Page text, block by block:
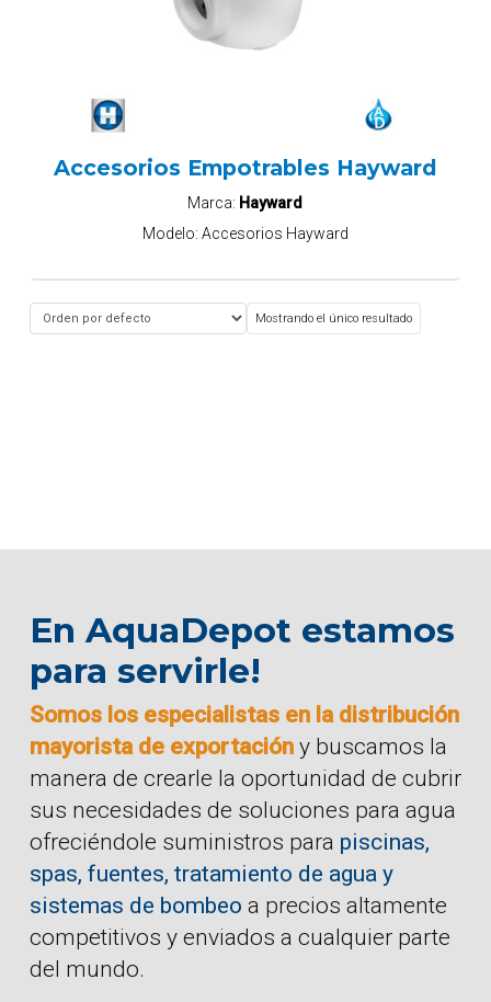
Accesorios Empotrables Hayward
Marca: Hayward
Modelo: Accesorios Hayward
Mostrando el único resultado
En AquaDepot estamos
para servirle!
Somos los especialistas en la distribución
mayorista de exportacióny buscamos la
manera de crearle la oportunidad de cubrir
sus necesidades de soluciones para agua
ofreciéndole suministros para piscinas,
spas, fuentes, tratamiento de agua y
sistemas de bombeo a precios altamente
competitivos y enviados a cualquier parte
del mundo.